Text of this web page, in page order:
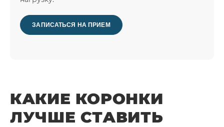
ЗАПИСАТЬСЯ НА ПРИЕМ
КАКИЕ КОРОНКИ
ЛУЧШЕ СТАВИТЬ